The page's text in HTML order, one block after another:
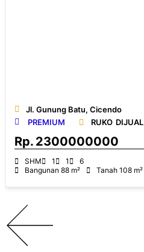
Jl. Gunung Batu, Cicendo
PREMIUM
RUKO DIJUAL
Rp. 2300000000
SHM 1 1
6
Bangunan 88 m²
Tanah 108 m²